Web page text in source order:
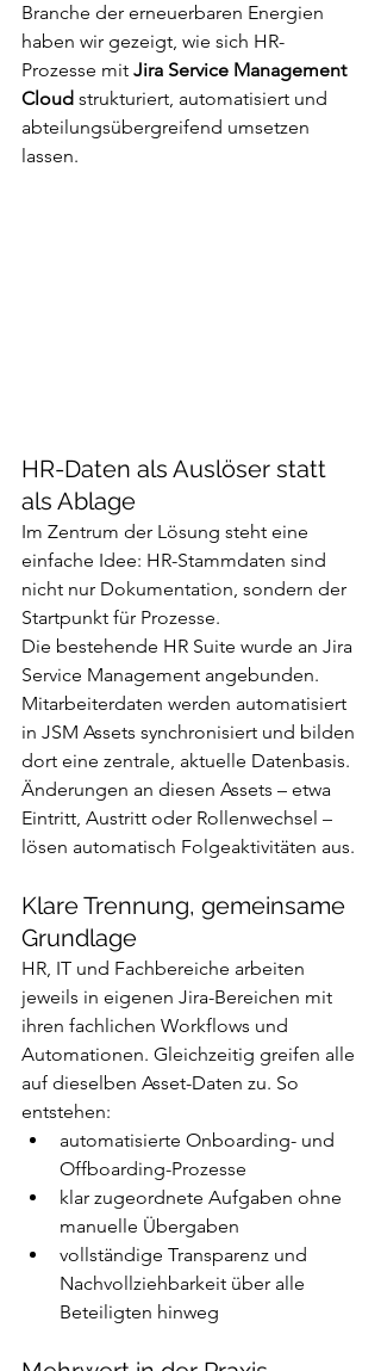
Branche der erneuerbaren Energien
haben wir gezeigt, wie sich HR-
Prozesse mit Jira Service Management
Cloud strukturiert, automatisiert und
abteilungsübergreifend umsetzen
lassen.
HR-Daten als Auslöser statt
als Ablage
Im Zentrum der Lösung steht eine
einfache Idee: HR-Stammdaten sind
nicht nur Dokumentation, sondern der
Startpunkt für Prozesse.
Die bestehende HR Suite wurde an Jira
Service Management angebunden.
Mitarbeiterdaten werden automatisiert
in JSM Assets synchronisiert und bilden
dort eine zentrale, aktuelle Datenbasis.
Änderungen an diesen Assets – etwa
Eintritt, Austritt oder Rollenwechsel –
lösen automatisch Folgeaktivitäten aus.
Klare Trennung, gemeinsame
Grundlage
HR, IT und Fachbereiche arbeiten
jeweils in eigenen Jira-Bereichen mit
ihren fachlichen Workflows und
Automationen. Gleichzeitig greifen alle
auf dieselben Asset-Daten zu. So
entstehen:
automatisierte Onboarding- und
Offboarding-Prozesse
klar zugeordnete Aufgaben ohne
manuelle Übergaben
vollständige Transparenz und
Nachvollziehbarkeit über alle
Beteiligten hinweg